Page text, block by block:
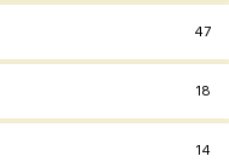
47
18
14